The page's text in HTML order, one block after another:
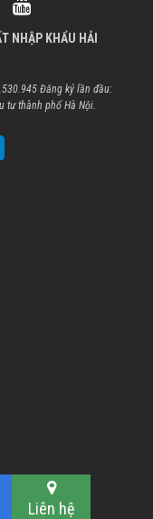
NHẬP KHẨU HẢI
Đăng ký lần đầu:
tư thành phố Hà Nội.
Liên hệ